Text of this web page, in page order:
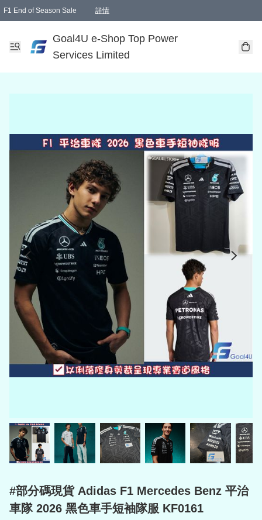
F1 End of Season Sale 詳情
Goal4U e-Shop Top Power
Services Limited
#部分碼現貨 Adidas F1 Mercedes Benz 平治
車隊 2026 黑色車手短袖隊服 KF0161